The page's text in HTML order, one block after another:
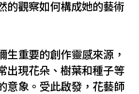
的觀察如何構成她的藝術
生重要的創作靈感來源，
出現花朵、樹葉和種子等
意象。受此啟發，花藝師